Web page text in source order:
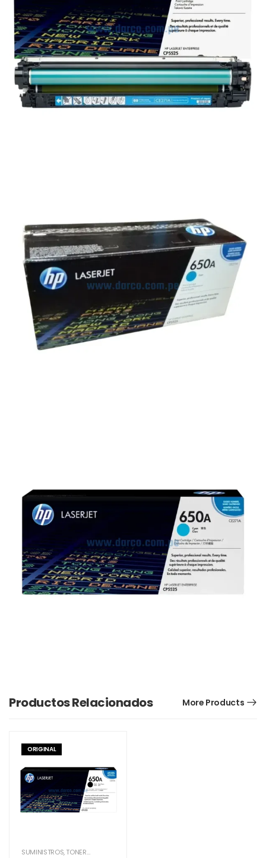
Productos Relacionados More Products
ORIGINAL
SUMINISTROS,TONER HP